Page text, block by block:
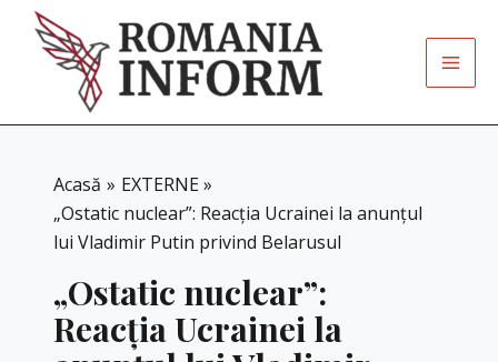
content
Acasă
EXTERNE
„Ostatic nuclear”: Reacția Ucrainei la anunțul
lui Vladimir Putin privind Belarusul
„Ostatic nuclear”:
Reacția Ucrainei la